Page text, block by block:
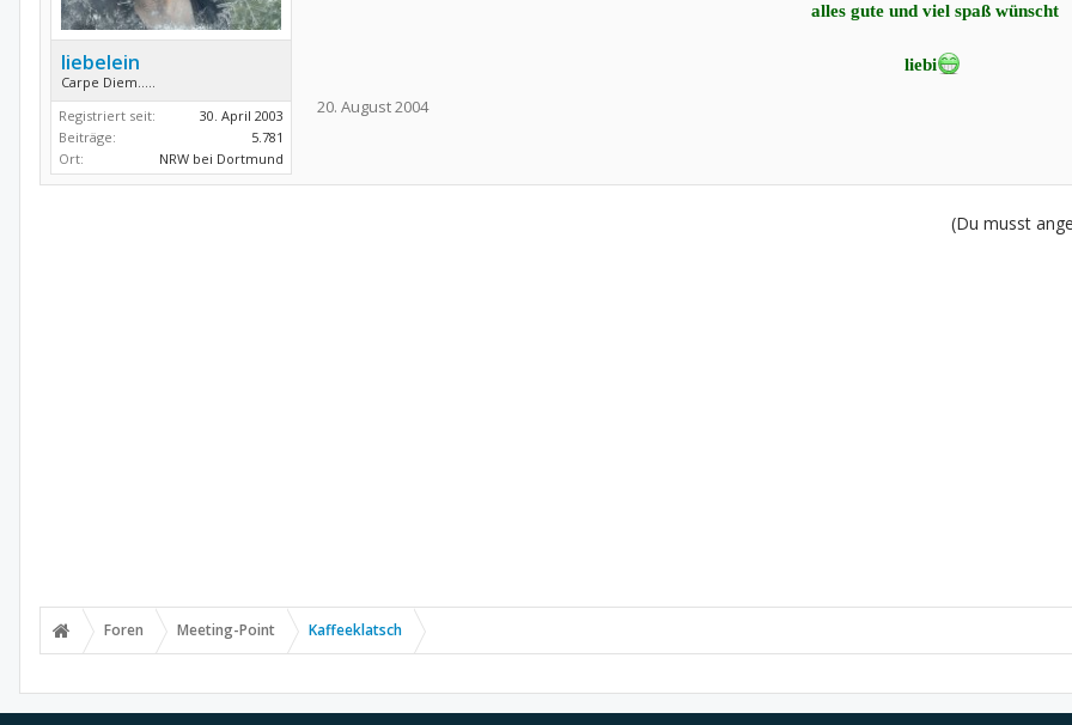
liebelein
Carpe Diem.....
Registriert seit:
30. April 2003
Beiträge:
5.781
Ort:
NRW bei Dortmund
alles gute und viel spaß wünscht
liebi
20. August 2004
(Du musst
Foren Meeting-Point Kaffeeklatsch